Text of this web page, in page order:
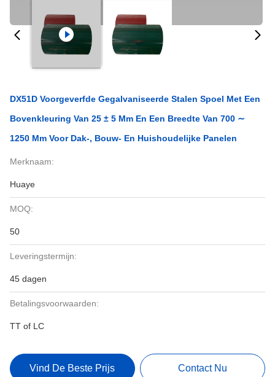
DX51D Voorgeverfde Gegalvaniseerde Stalen Spoel Met Een
Bovenkleuring Van 25 ± 5 Μm En Een Breedte Van 700 ∼
1250 Mm Voor Dak-, Bouw- En Huishoudelijke Panelen
Merknaam:
Huaye
MOQ:
50
Leveringstermijn:
45 dagen
Betalingsvoorwaarden:
TT of LC
Vind De Beste Prijs Contact Nu